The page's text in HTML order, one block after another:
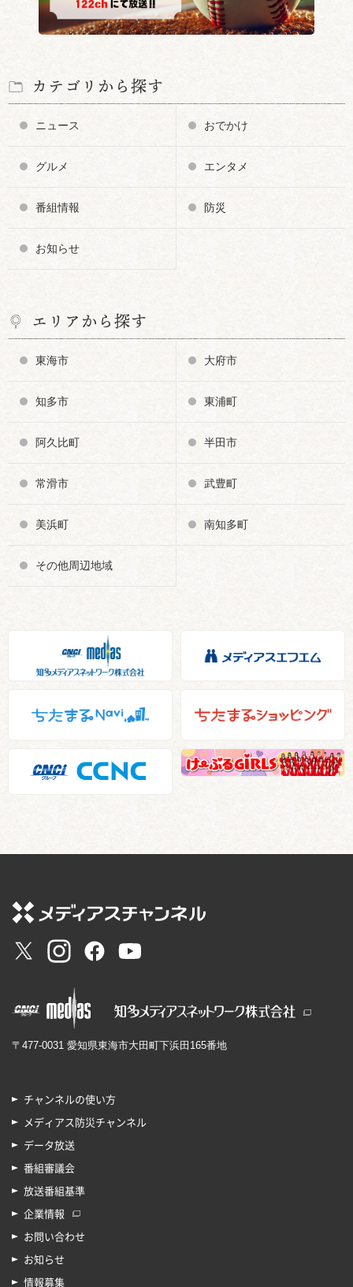
カテゴリから探す
ニュース おでかけ
グルメ エンタメ
番組情報 防災
お知らせ
エリアから探す
東海市 大府市
知多市 東浦町
阿久比町 半田市
常滑市 武豊町
美浜町 南知多町
その他周辺地域
〒477-0031 愛知県東海市大田町下浜田165番地
チャンネルの使い方
メディアス防災チャンネル
データ放送
番組審議会
放送番組基準
企業情報
お問い合わせ
お知らせ
情報募集